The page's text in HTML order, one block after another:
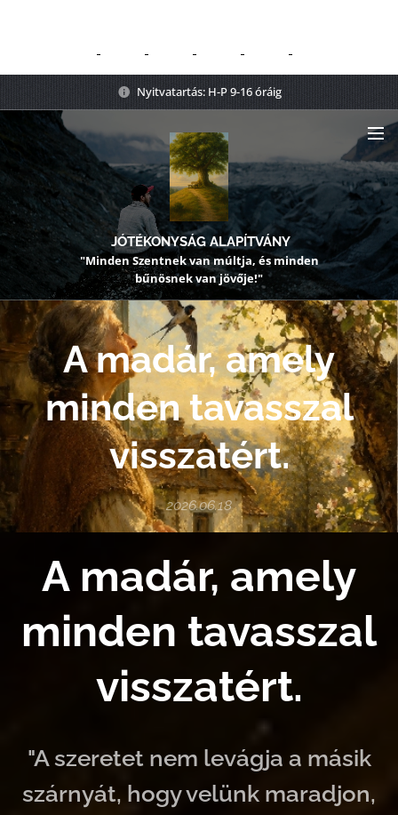
Nyitvatartás: H-P 9-16 óráig
JÓTÉKONYSÁG ALAPÍTVÁNY
"Minden Szentnek van múltja, és minden
bűnösnek van jövője!"
A madár, amely
minden tavasszal
visszatért.
2026.06.18
A madár, amely
minden tavasszal
visszatért.
"A szeretet nem levágja a másik
szárnyát, hogy velünk maradjon,